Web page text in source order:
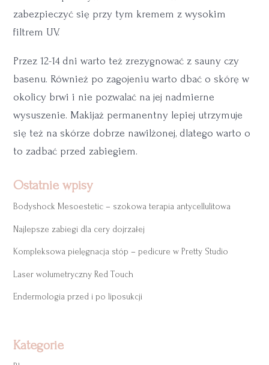
zabezpieczyć się przy tym kremem z wysokim
filtrem UV.
Przez 12-14 dni warto też zrezygnować z sauny czy
basenu. Również po zagojeniu warto dbać o skórę w
okolicy brwi i nie pozwalać na jej nadmierne
wysuszenie. Makijaż permanentny lepiej utrzymuje
się też na skórze dobrze nawilżonej, dlatego warto o
to zadbać przed zabiegiem.
Ostatnie wpisy
Bodyshock Mesoestetic – szokowa terapia antycellulitowa
Najlepsze zabiegi dla cery dojrzałej
Kompleksowa pielęgnacja stóp – pedicure w Pretty Studio
Laser wolumetryczny Red Touch
Endermologia przed i po liposukcji
Kategorie